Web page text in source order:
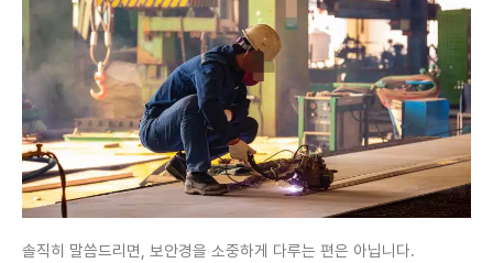
솔직히 말씀드리면, 보안경을 소중하게 다루는 편은 아닙니다.